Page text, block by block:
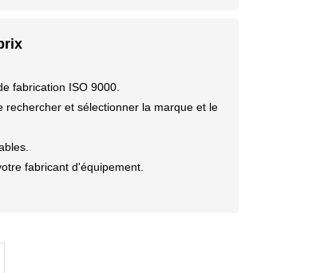
fabrication ISO 9000.
et sélectionner la marque et le
fabricant d'équipement.